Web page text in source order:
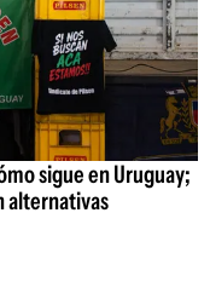
sigue en Uruguay;
alternativas